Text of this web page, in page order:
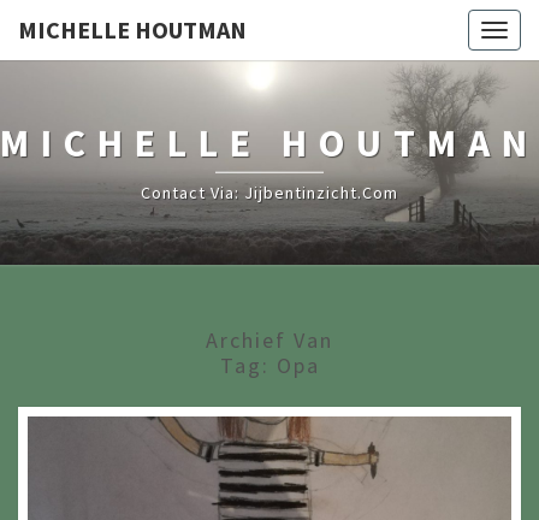
MICHELLE HOUTMAN
MICHELLE HOUTMAN
Contact Via: Jijbentinzicht.com
Archief Van
Tag: Opa